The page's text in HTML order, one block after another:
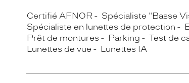
Certifié AFNOR Spécialiste "Basse
Spécialiste en lunettes de protection
Prêt de montures
Parking Test de
Lunettes de vue
Lunettes IA